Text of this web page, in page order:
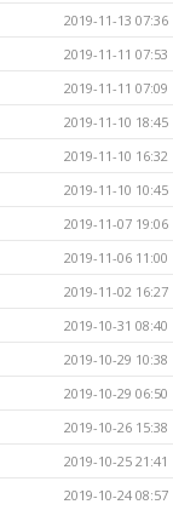
2019-11-13 07:36
2019-11-11 07:53
2019-11-11 07:09
2019-11-10 18:45
2019-11-10 16:32
2019-11-10 10:45
2019-11-07 19:06
2019-11-06 11:00
2019-11-02 16:27
2019-10-31 08:40
2019-10-29 10:38
2019-10-29 06:50
2019-10-26 15:38
2019-10-25 21:41
2019-10-24 08:57